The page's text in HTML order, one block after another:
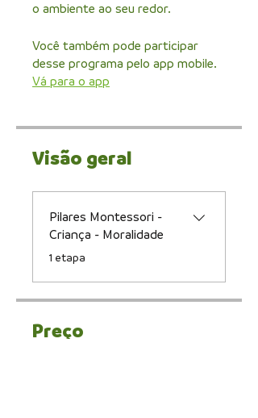
o ambiente ao seu redor.
Você também pode participar
desse programa pelo app mobile.
Vá para o app
Visão geral
Pilares Montessori -
Criança - Moralidade
.1 etapa
Preço